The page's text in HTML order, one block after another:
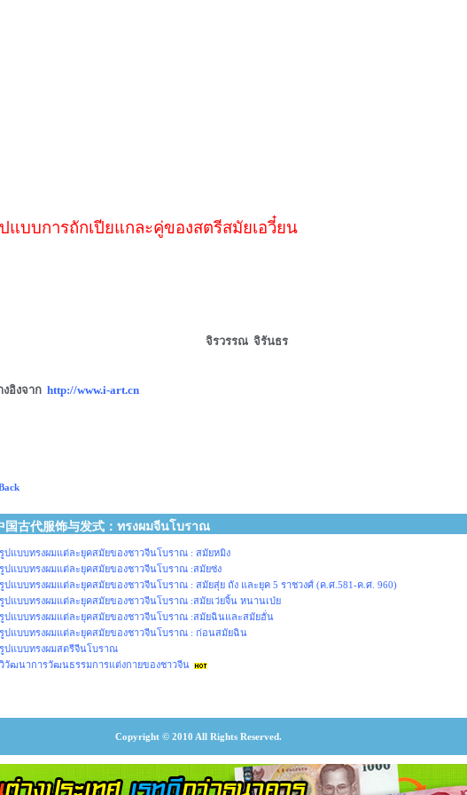
แบบการถักเปียแกละคู่ของสตรีสมัยเอวี๋ยน
จิรวรรณ จิรันธร
งอิงจาก http://www.i-art.cn
国古代服饰与发式：ทรงผมจีนโบราณ
รูปแบบทรงผมแต่ละยุคสมัยของชาวจีนโบราณ : สมัยหมิง
รูปแบบทรงผมแต่ละยุคสมัยของชาวจีนโบราณ :สมัยซ่ง
รูปแบบทรงผมแต่ละยุคสมัยของชาวจีนโบราณ : สมัยสุ่ย ถัง และยุค 5 ราชวงศ์ (ค.ศ.581-ค.ศ. 960)
รูปแบบทรงผมแต่ละยุคสมัยของชาวจีนโบราณ :สมัยเว่ยจิ้น หนานเป่ย
รูปแบบทรงผมแต่ละยุคสมัยของชาวจีนโบราณ :สมัยฉินและสมัยฮั่น
รูปแบบทรงผมแต่ละยุคสมัยของชาวจีนโบราณ : ก่อนสมัยฉิน
รูปแบบทรงผมสตรีจีนโบราณ
วิวัฒนาการวัฒนธรรมการแต่งกายของชาวจีน
Copyright © 2010 All Rights Reserved.